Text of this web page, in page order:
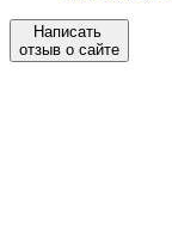
Написать
отзыв о сайте